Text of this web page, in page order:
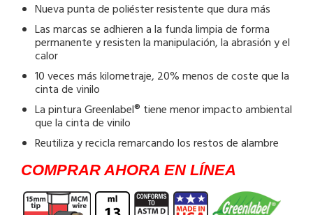
Nueva punta de poliéster resistente que dura más
Las marcas se adhieren a la funda limpia de forma
permanente y resisten la manipulación, la abrasión y el
calor
10 veces más kilometraje, 20% menos de coste que la
cinta de vinilo
La pintura Greenlabel® tiene menor impacto ambiental
que la cinta de vinilo
Reutiliza y recicla remarcando los restos de alambre
COMPRAR AHORA EN LÍNEA